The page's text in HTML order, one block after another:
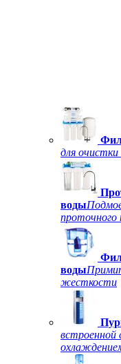
для очистки
воды
проточного
воды
жесткости
встроенной